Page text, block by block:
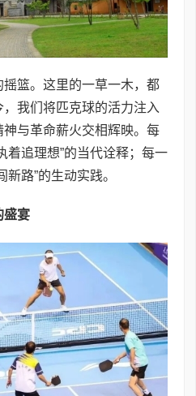
篮。这里的一草一木，都
我们将匹克球的活力注入
与革命薪火交相辉映。每
着追理想”的当代诠释；每一
路”的生动实践。
盛宴